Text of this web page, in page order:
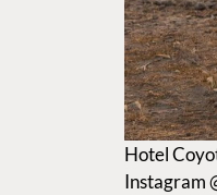
Hotel
Instagram